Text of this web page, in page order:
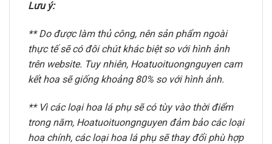
Lưu ý:
** Do được làm thủ công, nên sản phẩm ngoài
thực tế sẽ có đôi chút khác biệt so với hình ảnh
trên website. Tuy nhiên, Hoatuoituongnguyen cam
kết hoa sẽ giống khoảng 80% so với hình ảnh.
** Vì các loại hoa lá phụ sẽ có tùy vào thời điểm
trong năm, Hoatuoituongnguyen đảm bảo các loại
hoa chính, các loại hoa lá phụ sẽ thay đổi phù hợp